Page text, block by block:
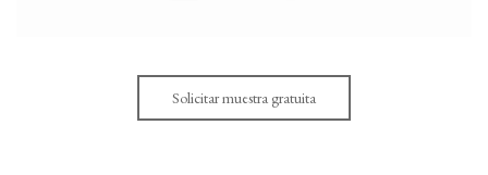
Solicitar muestra gratuita